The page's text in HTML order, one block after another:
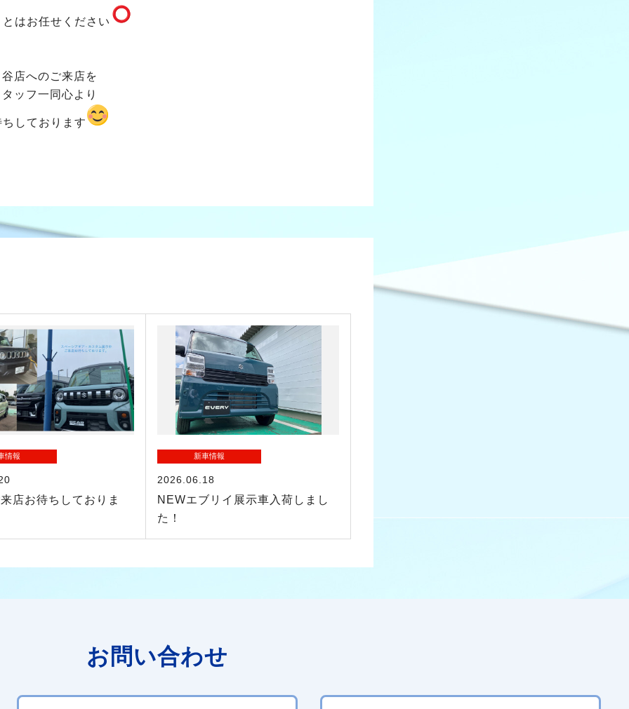
はお任せください
店へのご来店を
ッフ一同心より
しております
情報
店お待ちしておりま
新車情報
2026.06.18
NEWエブリイ展示車入荷しまし
た！
お問い合わせ